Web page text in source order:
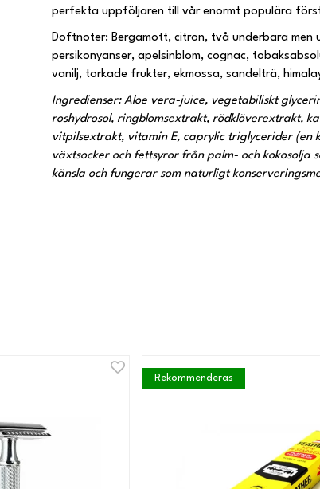
perfekta uppföljaren till vår enormt populära
Doftnoter: Bergamott, citron, två underbara men
persikonyanser, apelsinblom, cognac,
vanilj, torkade frukter, ekmossa, sandelträ,
Ingredienser: Aloe vera-juice, vegetabiliskt
roshydrosol, ringblomsextrakt, rödklöverextrakt,
vitpilsextrakt, vitamin E, caprylic triglycerider (en
växtsocker och fettsyror från palm- och kokosolja
känsla och fungerar som naturligt
Rekommenderas